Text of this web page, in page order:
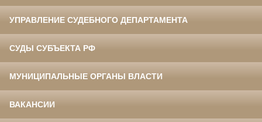
УПРАВЛЕНИЕ СУДЕБНОГО ДЕПАРТАМЕНТА
СУДЫ СУБЪЕКТА РФ
МУНИЦИПАЛЬНЫЕ ОРГАНЫ ВЛАСТИ
ВАКАНСИИ